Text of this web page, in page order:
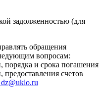
задолженностью (для
обращения
вопросам:
порядка и срока погашения
предоставления счетов